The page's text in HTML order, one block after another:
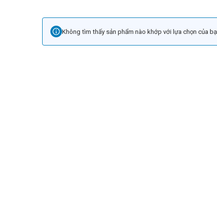
Không tìm thấy sản phẩm nào khớp với lựa chọn của